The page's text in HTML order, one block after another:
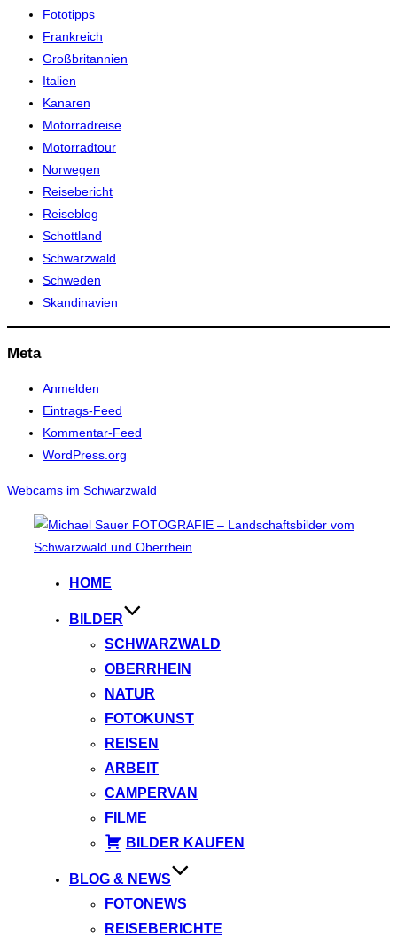
Fototipps
Frankreich
Großbritannien
Italien
Kanaren
Motorradreise
Motorradtour
Norwegen
Reisebericht
Reiseblog
Schottland
Schwarzwald
Schweden
Skandinavien
Meta
Anmelden
Eintrags-Feed
Kommentar-Feed
WordPress.org
Webcams im Schwarzwald
Inhalt
HOME
BILDER
SCHWARZWALD
OBERRHEIN
NATUR
FOTOKUNST
REISEN
ARBEIT
CAMPERVAN
FILME
BILDER KAUFEN
BLOG & NEWS
FOTONEWS
REISEBERICHTE